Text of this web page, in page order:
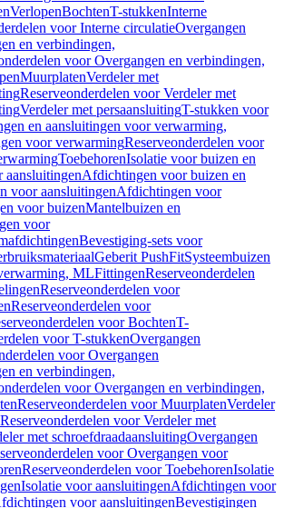
VerlopenBochtenT-stukkenInterne
voor Interne circulatieOvergangen
en verbindingen,
voor Overgangen en verbindingen,
MuurplatenVerdeler met
Reserveonderdelen voor Verdeler met
Verdeler met persaansluitingT-stukken voor
en aansluitingen voor verwarming,
voor verwarmingReserveonderdelen voor
ToebehorenIsolatie voor buizen en
aansluitingenAfdichtingen voor buizen en
voor aansluitingenAfdichtingen voor
voor buizenMantelbuizen en
voor
Bevestiging-sets voor
Geberit PushFitSysteembuizen
MLFittingenReserveonderdelen
Reserveonderdelen voor
Reserveonderdelen voor
voor BochtenT-
voor T-stukkenOvergangen
voor Overgangen
en verbindingen,
voor Overgangen en verbindingen,
Reserveonderdelen voor MuurplatenVerdeler
Reserveonderdelen voor Verdeler met
met schroefdraadaansluitingOvergangen
voor Overgangen voor
Reserveonderdelen voor ToebehorenIsolatie
Isolatie voor aansluitingenAfdichtingen voor
voor aansluitingenBevestigingen